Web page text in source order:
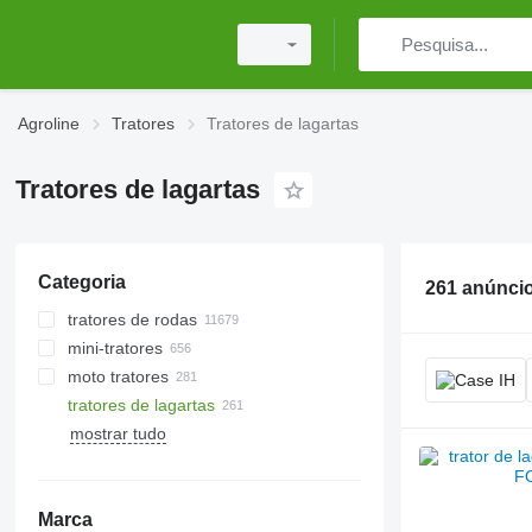
Agroline Tratores Tratores de lagartas
Tratores de lagartas
Categoria
tratores de rodas
mini-tratores
moto tratores
tratores de lagartas
mostrar tudo
Marca
261